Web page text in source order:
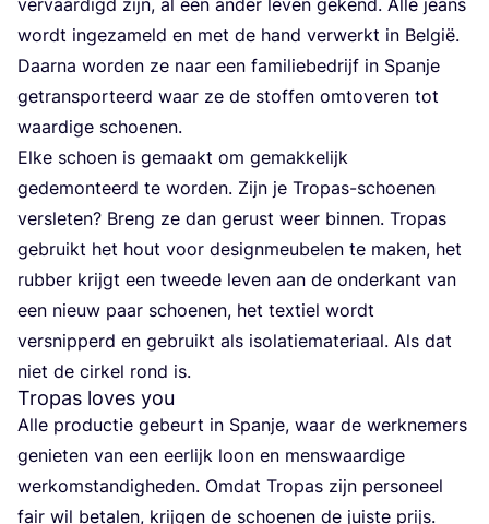
ver­vaar­digd zijn, al een ander leven gekend. Alle jeans
wordt inge­za­meld en met de hand ver­werkt in Bel­gië.
Daar­na wor­den ze naar een fami­lie­be­drijf in Span­je
getrans­por­teerd waar ze de stof­fen omto­ve­ren tot
waar­di­ge schoenen.
Elke schoen is gemaakt om gemak­ke­lijk
gede­mon­teerd te wor­den. Zijn je Tro­pas-schoe­nen
ver­sle­ten? Breng ze dan gerust weer bin­nen. Tro­pas
gebruikt het hout voor design­meu­be­len te maken, het
rub­ber krijgt een twee­de leven aan de onder­kant van
een nieuw paar schoe­nen, het tex­tiel wordt
ver­snip­perd en gebruikt als iso­la­tie­ma­te­ri­aal. Als dat
niet de cir­kel rond is.
Tropas loves you
Alle pro­duc­tie gebeurt in Span­je, waar de werk­ne­mers
genie­ten van een eer­lijk loon en mens­waar­di­ge
werk­om­stan­dig­he­den. Omdat Tro­pas zijn per­so­neel
fair wil beta­len, krij­gen de schoe­nen de juis­te prijs.